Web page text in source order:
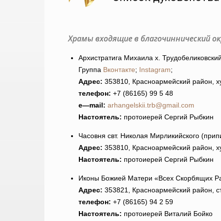
Храмы входящие в благочиннический
Архистратига Михаила х.
Группа Вконтакте; Instagram;
Адрес: 353810, Красноармейский район,
телефон: +7 (86165) 99 5 48
e—mail: arhangelskii.trb@gmail.com
Настоятель: протоиерей Сергий Рыбкин
Часовня свт. Николая Мирликийского
Адрес: 353810, Красноармейский район,
Настоятель: протоиерей Сергий Рыбкин
Иконы Божией Матери «Всех Скорбящих
Адрес: 353821, Красноармейский район,
телефон: +7 (86165) 94 2 59
Настоятель: протоиерей Виталий Бойко